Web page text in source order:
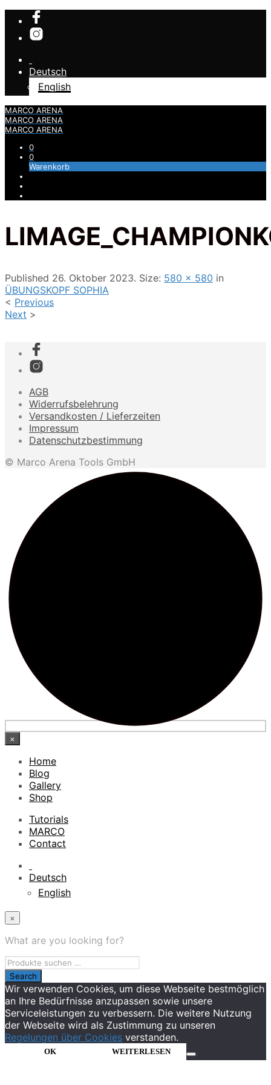
Deutsch
English
MARCO ARENA
MARCO ARENA
MARCO ARENA
0
0
Warenkorb
Published 26. Oktober 2023. Size: 580 × 580 in
ÜBUNGSKOPF SOPHIA
< Previous
Next >
AGB
Widerrufsbelehrung
Versandkosten / Lieferzeiten
Impressum
Datenschutzbestimmung
© Marco Arena Tools GmbH
×
Home
Blog
Gallery
Shop
Tutorials
MARCO
Contact
Deutsch
English
×
What are you looking for?
Wir verwenden Cookies, um diese Webseite bestmöglich
an Ihre Bedürfnisse anzupassen sowie unsere
Serviceleistungen zu verbessern. Die weitere Nutzung
der Webseite wird als Zustimmung zu unseren
Regelungen über Cookies verstanden.
OK WEITERLESEN